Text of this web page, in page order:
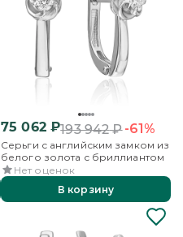
75 062₽193 942₽-61%
Серьги с английским замком из
белого золота с бриллиантом
Нет оценок
В корзину